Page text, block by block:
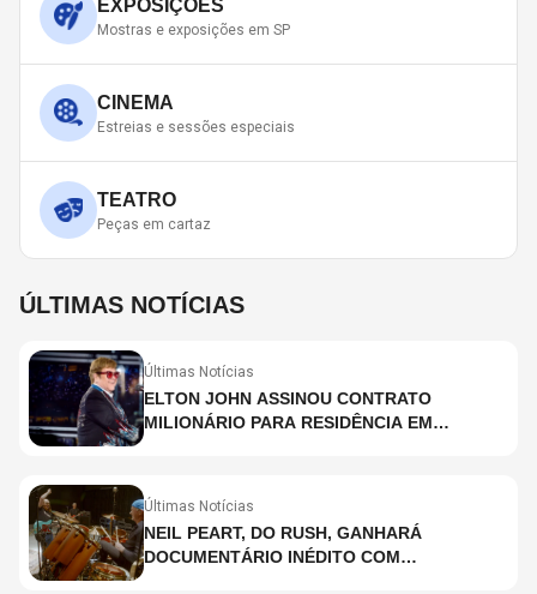
EXPOSIÇÕES
Mostras e exposições em SP
CINEMA
Estreias e sessões especiais
TEATRO
Peças em cartaz
ÚLTIMAS NOTÍCIAS
Últimas Notícias
ELTON JOHN ASSINOU CONTRATO
MILIONÁRIO PARA RESIDÊNCIA EM
Últimas Notícias
NEIL PEART, DO RUSH, GANHARÁ
DOCUMENTÁRIO INÉDITO COM